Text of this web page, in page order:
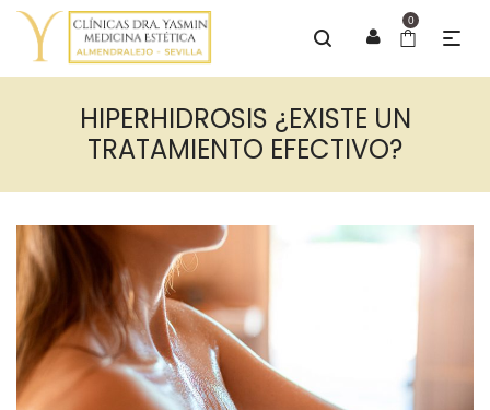
0
HIPERHIDROSIS ¿EXISTE UN
TRATAMIENTO EFECTIVO?